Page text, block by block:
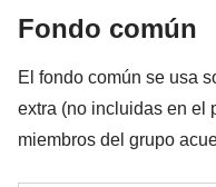
incluye"
Fondo común
El fondo común se usa
extra (no incluidas en el
miembros del grupo